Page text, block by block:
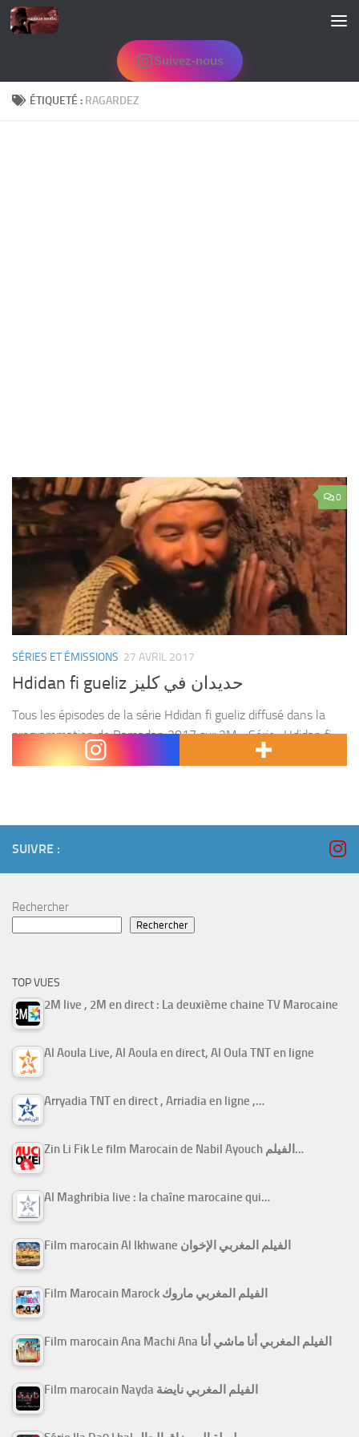
Skip to content
Suivez-nous
ÉTIQUETÉ : RAGARDEZ
0
SÉRIES ET ÉMISSIONS 27 AVRIL 2017
Hdidan fi gueliz حديدان في كليز
Tous les épisodes de la série Hdidan fi gueliz diffusé dans la
programmation de Ramadan 2017 sur 2M. Série : Hdidan fi
gueliz , hdidane f giliz , 7didan fi guiliz .
SUIVRE :
Rechercher
Rechercher
TOP VUES
2M live , 2M en direct : La deuxième chaine TV Marocaine
Al Aoula Live, Al Aoula en direct, Al Oula TNT en ligne
Arryadia TNT en direct , Arriadia en ligne ,…
Zin Li Fik Le film Marocain de Nabil Ayouch الفيلم…
Al Maghribia live : la chaîne marocaine qui…
Film marocain Al Ikhwane الفيلم المغربي الإخوان
Film Marocain Marock الفيلم المغربي ماروك
Film marocain Ana Machi Ana الفيلم المغربي أنا ماشي أنا
Film marocain Nayda الفيلم المغربي نايضة